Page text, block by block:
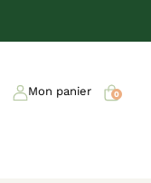
Mon panier 0